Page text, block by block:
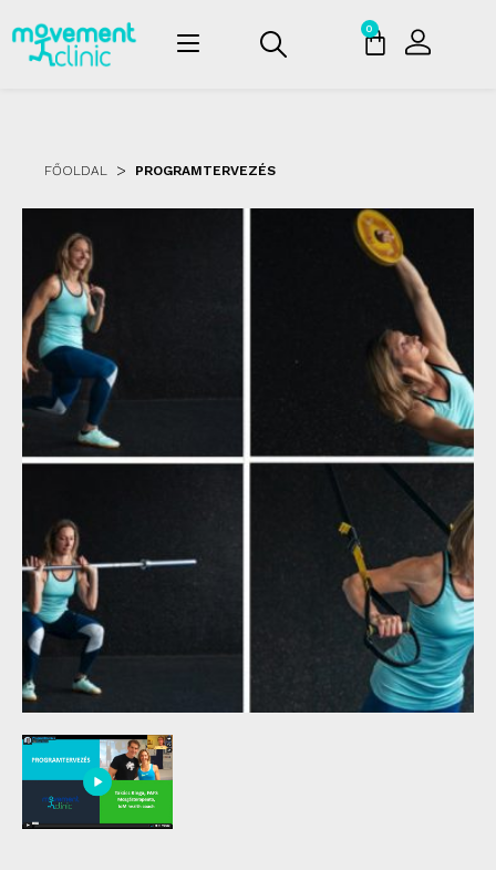
0
FŐOLDAL > PROGRAMTERVEZÉS